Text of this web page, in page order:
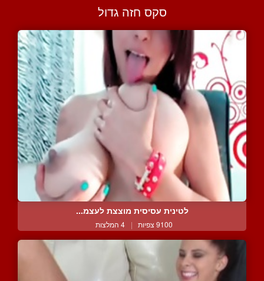
סקס חזה גדול
לטינית עסיסית מוצצת לעצמ...
9100 צפיות | 4 המלצות